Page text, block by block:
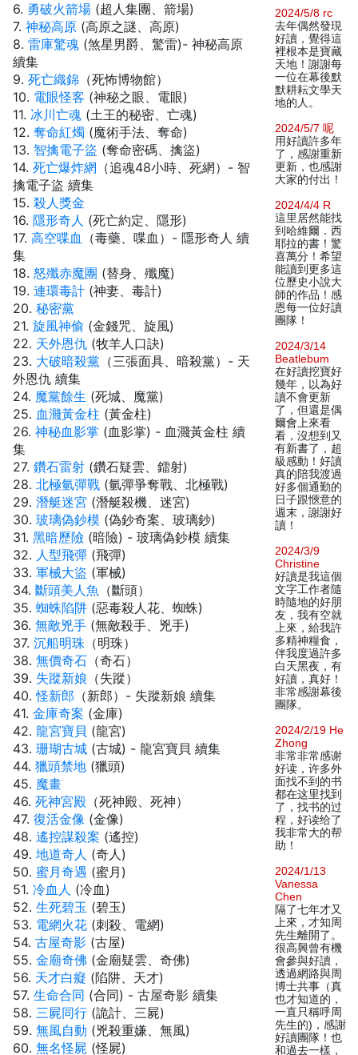
6. 勇破火箭場 (超人集團、箭場)
7.神秘高原 (高原之謎、高原)
8.雷庫驚魂 (煞星男爵、驚雷)- 神秘高原
續集
9.死亡織錦 （死怖博物館）
10. 電眼怪客 (神秘之眼、電眼)
11. 冰川亡魂 (土王的秘密、亡魂)
12.奪命紅燭 (魔術手法、奪命)
13. 智擒電子盜 (奪命密碼、擒盜)
14.死亡爆炸網 （追魂48小時、死網）- 智
擒電子盜 續集
15.殺人獎金
16.隱形奇人 (死亡約定、隱形)
17.高空喋血
（毒藥、喋血）- 隱形奇人 續
集
18.怒殲赤魔團 (替身、殲魔)
19.連環毒計 (神妻、毒計)
20.秘密黨
21.旋風神偷 (金錢咒、旋風)
22. 天外恩仇 (牧羊人口訣)
23. 大破暗殺黨 （三張面具、暗殺黨）- 天
外恩仇 續集
24. 魔黨餘生 (死城、魔黨)
25. 血濺黃金柱 (黃金柱)
26.神秘血影掌 (血影掌) - 血濺黃金柱 續
集
27.鑽石雷射 (鑽石疑雲、鐳射)
28.北極氫彈戰 (氫彈爭奪戰、北極戰)
29.潛艇迷宮 (潛艇殺機、迷宮)
30.玻璃偽鈔模 (偽鈔奇案、玻璃鈔)
31.黑暗歷險 (暗險) - 玻璃偽鈔模 續集
32. 人型飛彈 (飛彈)
33.軍械大盜 (軍械)
34. 斷頭美人魚 （斷頭）
35.蜘蛛陷阱 (惡毒殺人花、蜘蛛)
36.無敵兇手 (無敵殺手、兇手)
37.沉船明珠 （明珠）
38.無價奇石 （奇石）
39. 失蹤新娘 （失蹤）
40.怪新郎 （新郎）- 失蹤新娘 續集
41.金庫奇案 (金庫)
42.龍宮寶貝 (龍宮)
43.珊瑚古城 (古城) - 龍宮寶貝 續集
44.獵頭禁地 (獵頭)
45. 魔畫
46.死神宮殿 （死神殿、死神）
47.復活金像 (金像)
48.遙控謀殺案 (遙控)
49.地道奇人 (奇人)
50.蜜月奇遇 (蜜月)
51.冷血人 (冷血)
52.生死碧玉 (碧玉)
53. 電網火花 (刺殺、電網)
54.古屋奇影 (古屋)
55.金廟奇佛 (金廟疑雲、奇佛)
56. 天才白癡 (陷阱、天才)
57.生命合同 (合同) - 古屋奇影 續集
58.三屍同行 (詭計、三屍)
59.無風自動 (兇殺重嫌、無風)
60.無名怪屍 (怪屍)
2024/5/8 rc
去年偶然發現
好讀，覺得這
裡根本是寶藏
天地！謝謝每
一位在幕後默
默耕耘文學天
地的人。
2024/5/7 呢
用好讀許多年
了，感謝重新
更新，也感謝
大家的付出！
2024/4/4 R
這里居然能找
到哈維爾．西
耶拉的書！驚
喜萬分！希望
能讀到更多這
位歷史小說大
師的作品！感
恩每一位好讀
團隊！
2024/3/14
Beatlebum
在好讀挖寶好
幾年，以為好
讀不會更新
了，但還是偶
爾會上來看
看，沒想到又
有新書了，超
級感動！好讀
真的陪我渡過
好多個通勤的
日子跟愜意的
週末，謝謝好
讀！
2024/3/9
Christine
好讀是我這個
文字工作者隨
時隨地的好朋
友，我有空就
上來，給我許
多精神糧食，
伴我度過許多
白天黑夜，有
好讀，真好！
非常感謝幕後
團隊。
2024/2/19 He
Zhong
非常非常感谢
好读，许多外
面找不到的书
都在这里找到
了，找书的过
程，好读给了
我非常大的帮
助！
2024/1/13
Vanessa
Chen
隔了七年才又
上來，才知周
先生離開了。
很高興曾有機
會參與好讀，
透過網路與周
博士共事（真
也才知道的，
一直只稱呼周
先生的)，感謝
好讀團隊！也
和過去一樣，